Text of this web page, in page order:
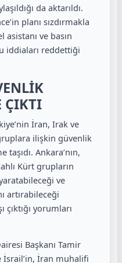
da aktarıldı.
planı sızdırmakla
asistanı ve basın
iddiaları reddettiği
ÇIKTI
İran, Irak ve
ilişkin güvenlik
Ankara’nın,
Kürt grupların
ve
artırabileceği
yorumları
Başkanı Tamir
İsrail’in, İran muhalifi